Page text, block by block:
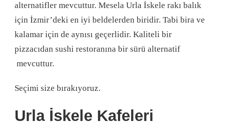
alternatifler mevcuttur. Mesela Urla İskele rakı balık
için İzmir’deki en iyi beldelerden biridir. Tabi bira ve
kalamar için de aynısı geçerlidir. Kaliteli bir
pizzacıdan sushi restoranına bir sürü alternatif
mevcuttur.
Seçimi size bırakıyoruz.
Urla İskele Kafeleri